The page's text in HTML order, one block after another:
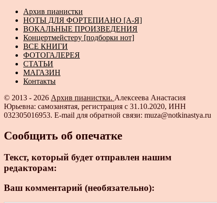
Архив пианистки
НОТЫ ДЛЯ ФОРТЕПИАНО [А-Я]
ВОКАЛЬНЫЕ ПРОИЗВЕДЕНИЯ
Концертмейстеру [подборки нот]
ВСЕ КНИГИ
ФОТОГАЛЕРЕЯ
СТАТЬИ
МАГАЗИН
Контакты
© 2013 - 2026 Архив пианистки. Алексеева Анастасия
Юрьевна: самозанятая, регистрация с 31.10.2020, ИНН
032305016953. E-mail для обратной связи: muza@notkinastya.ru
Сообщить об опечатке
Текст, который будет отправлен нашим
редакторам:
Ваш комментарий (необязательно):